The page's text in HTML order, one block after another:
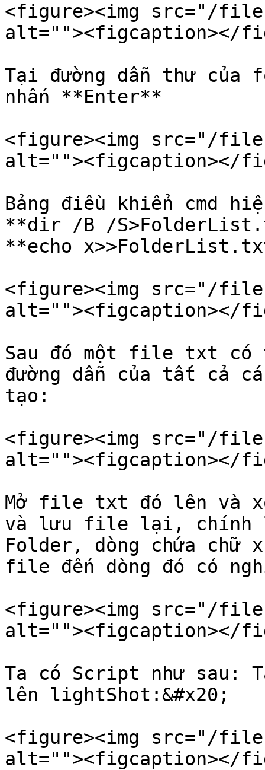
<figure><img src="/
alt=""><figcaption></
Tại đường dẫn thư của
nhấn **Enter**
<figure><img src="/files/
alt=""><figcaption></
Bảng điều khiển cmd
**dir /B /
**echo
<figure><img src="/files/
alt=""><figcaption></
Sau đó một file txt có
đường dẫn của tất cả
tạo:
<figure><img src="/files/
alt=""><figcaption></
Mở file txt đó lên và
và lưu file lại, chính là
Folder, dòng chứa
file đến dòng đó có
<figure><img src="/files/
alt=""><figcaption></
Ta có Script như sau:
lên lightShot:&#x20;
<figure><img src="/files/
alt=""><figcaption></